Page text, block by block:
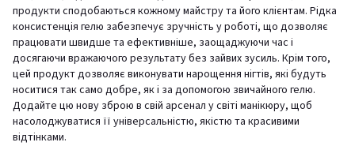
продукти сподобаються кожному майстру та його клієнтам. Рідка
консистенція гелю забезпечує зручність у роботі, що дозволяє
працювати швидше та ефективніше, заощаджуючи час і
досягаючи вражаючого результату без зайвих зусиль. Крім того,
цей продукт дозволяє виконувати нарощення нігтів, які будуть
носитися так само добре, як і за допомогою звичайного гелю.
Додайте цю нову зброю в свій арсенал у світі манікюру, щоб
насолоджуватися її універсальністю, якістю та красивими
відтінками.